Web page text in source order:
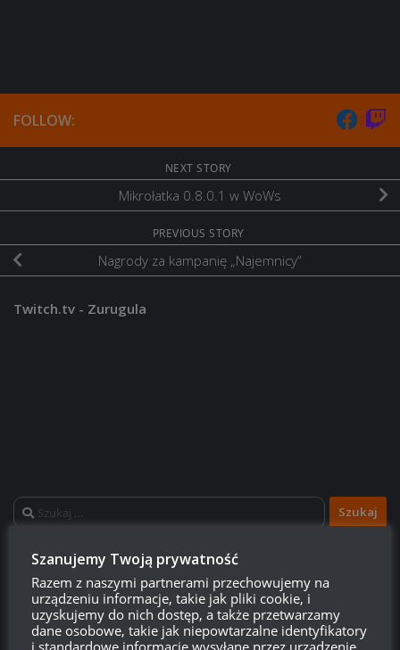
FOLLOW:
NEXT STORY
Mikrołatka 0.8.0.1 w WoWs
PREVIOUS STORY
Nagrody za kampanię „Najemnicy”
Twitch.tv - Zurugula
Szukaj:
LOGOWANIE
Zarejestruj się
Szanujemy Twoją prywatność
Razem z naszymi partnerami przechowujemy na
urządzeniu informacje, takie jak pliki cookie, i
uzyskujemy do nich dostęp, a także przetwarzamy
dane osobowe, takie jak niepowtarzalne identyfikatory
i standardowe informacje wysyłane przez urządzenie,